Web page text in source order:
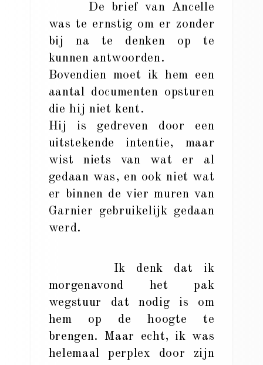
De brief van Ancelle
was te ernstig om er zonder
bij na te denken op te
kunnen antwoorden.
Bovendien moet ik hem een
aantal documenten opsturen
die hij niet kent.
Hij is gedreven door een
uitstekende intentie, maar
wist niets van wat er al
gedaan was, en ook niet wat
er binnen de vier muren van
Garnier gebruikelijk gedaan
werd.
Ik denk dat ik
morgenavond het pak
wegstuur dat nodig is om
hem op de hoogte te
brengen. Maar echt, ik was
helemaal perplex door zijn